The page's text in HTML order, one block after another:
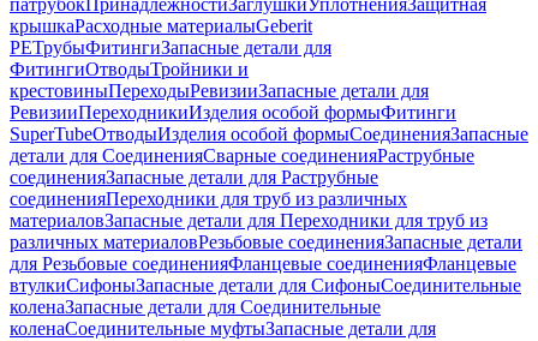
патрубокПринадлежностиЗаглушкиУплотненияЗащитная
крышкаРасходные материалыGeberit
PEТрубыФитингиЗапасные детали для
ФитингиОтводыТройники и
крестовиныПереходыРевизииЗапасные детали для
РевизииПереходникиИзделия особой формыФитинги
SuperTubeОтводыИзделия особой формыСоединенияЗапасные
детали для СоединенияСварные соединенияРаструбные
соединенияЗапасные детали для Раструбные
соединенияПереходники для труб из различных
материаловЗапасные детали для Переходники для труб из
различных материаловРезьбовые соединенияЗапасные детали
для Резьбовые соединенияФланцевые соединенияФланцевые
втулкиСифоныЗапасные детали для СифоныСоединительные
коленаЗапасные детали для Соединительные
коленаСоединительные муфтыЗапасные детали для